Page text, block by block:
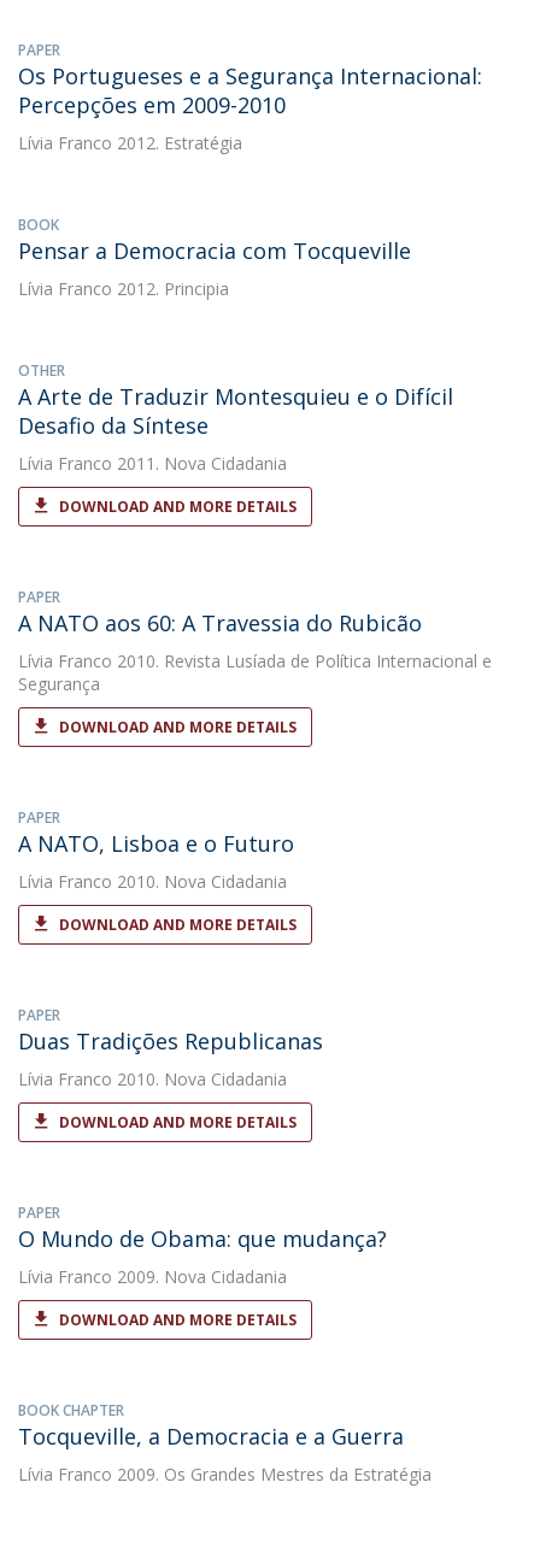
PAPER
Os Portugueses e a Segurança Internacional:
Percepções em 2009-2010
Lívia Franco 2012. Estratégia
BOOK
Pensar a Democracia com Tocqueville
Lívia Franco 2012. Principia
OTHER
A Arte de Traduzir Montesquieu e o Difícil
Desafio da Síntese
Lívia Franco 2011. Nova Cidadania
DOWNLOAD AND MORE DETAILS
PAPER
A NATO aos 60: A Travessia do Rubicão
Lívia Franco 2010. Revista Lusíada de Política Internacional e
Segurança
DOWNLOAD AND MORE DETAILS
PAPER
A NATO, Lisboa e o Futuro
Lívia Franco 2010. Nova Cidadania
DOWNLOAD AND MORE DETAILS
PAPER
Duas Tradições Republicanas
Lívia Franco 2010. Nova Cidadania
DOWNLOAD AND MORE DETAILS
PAPER
O Mundo de Obama: que mudança?
Lívia Franco 2009. Nova Cidadania
DOWNLOAD AND MORE DETAILS
BOOK CHAPTER
Tocqueville, a Democracia e a Guerra
Lívia Franco 2009. Os Grandes Mestres da Estratégia